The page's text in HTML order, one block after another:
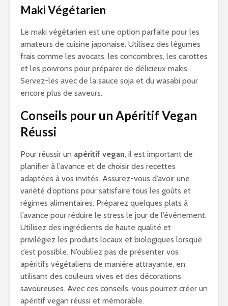
Maki Végétarien
Le maki végétarien est une option parfaite pour les
amateurs de cuisine japonaise. Utilisez des légumes
frais comme les avocats, les concombres, les carottes
et les poivrons pour préparer de délicieux makis.
Servez-les avec de la sauce soja et du wasabi pour
encore plus de saveurs.
Conseils pour un Apéritif Vegan
Réussi
Pour réussir un apéritif vegan, il est important de
planifier à l’avance et de choisir des recettes
adaptées à vos invités. Assurez-vous d’avoir une
variété d’options pour satisfaire tous les goûts et
régimes alimentaires. Préparez quelques plats à
l’avance pour réduire le stress le jour de l’événement.
Utilisez des ingrédients de haute qualité et
privilégiez les produits locaux et biologiques lorsque
c’est possible. N’oubliez pas de présenter vos
apéritifs végétaliens de manière attrayante, en
utilisant des couleurs vives et des décorations
savoureuses. Avec ces conseils, vous pourrez créer un
apéritif vegan réussi et mémorable.